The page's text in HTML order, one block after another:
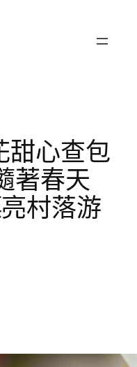
甜心查包
著春天
村落游